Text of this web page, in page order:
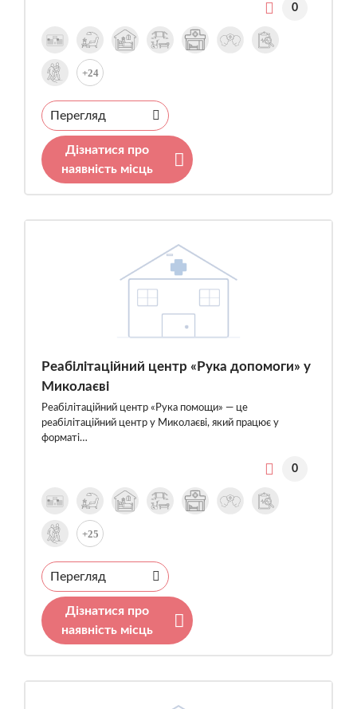
0
+24
Перегляд
Дізнатися про
наявність місць
Реабілітаційний центр «Рука допомоги» у
Миколаєві
Реабілітаційний центр «Рука помощи» — це
реабілітаційний центр у Миколаєві, який працює у
форматі…
0
+25
Перегляд
Дізнатися про
наявність місць